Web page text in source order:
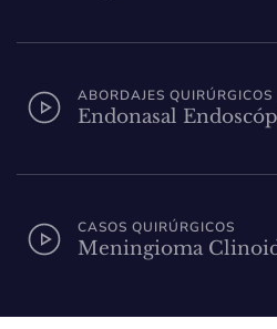
ABORDAJES QUIRÚRGICOS
Endonasal
CASOS QUIRÚRGICOS
Meningioma